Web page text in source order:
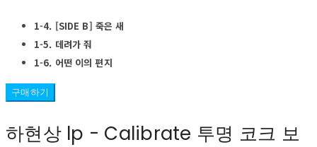
1-4. [SIDE B] 죽은 새
1-5. 데려가 줘
1-6. 어떤 이의 편지
구매하기
하현상 lp - Calibrate 투명 코크 보